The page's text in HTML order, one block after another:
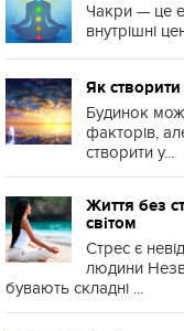
Чакри — це
внутрішні
Як створити
Будинок
факторів,
створити у...
Життя без
світом
Стрес є
людини
бувають складні ...